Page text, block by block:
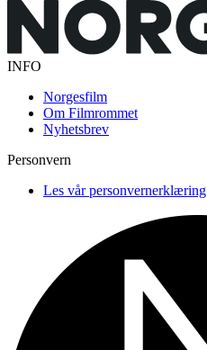
INFO
Norgesfilm
Om Filmrommet
Nyhetsbrev
Personvern
Les vår personvernerklæring